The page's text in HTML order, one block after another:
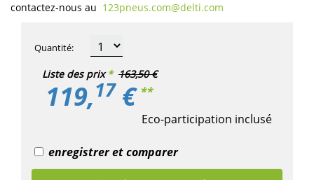
contactez-nous au 123pneus.com​@delti.com
Liste des prix * 163,50 €
119,17€ **
Eco-participation inclusé
Quantité:
enregistrer et comparer